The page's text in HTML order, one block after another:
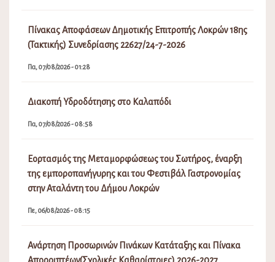
Πίνακας Αποφάσεων Δημοτικής Επιτροπής Λοκρών 18ης
(Τακτικής) Συνεδρίασης 22627/24-7-2026
Πα, 07/08/2026 - 01:28
Διακοπή Υδροδότησης στο Καλαπόδι
Πα, 07/08/2026 - 08:58
Εορτασμός της Μεταμορφώσεως του Σωτήρος, έναρξη
της εμποροπανήγυρης και του Φεστιβάλ Γαστρονομίας
στην Αταλάντη του Δήμου Λοκρών
Πε, 06/08/2026 - 08:15
Ανάρτηση Προσωρινών Πινάκων Κατάταξης και Πίνακα